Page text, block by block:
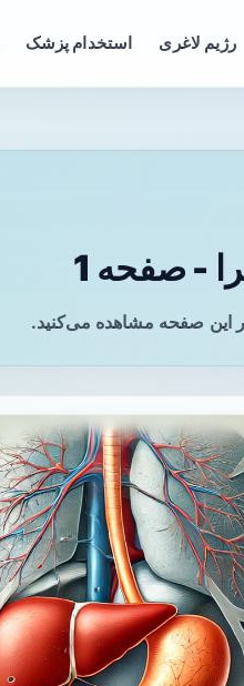
رژیم لاغری استخدام پزشک
- صفحه 1
این صفحه مشاهده می‌کنید.